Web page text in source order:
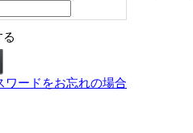
ワードをお忘れの場合